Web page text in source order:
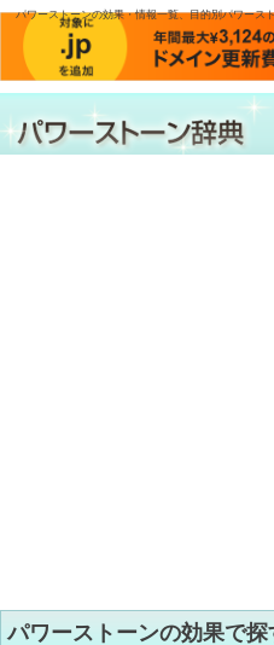
パワーストーンの効果・情報一覧、目的別パワース
パワーストーンの効果で探